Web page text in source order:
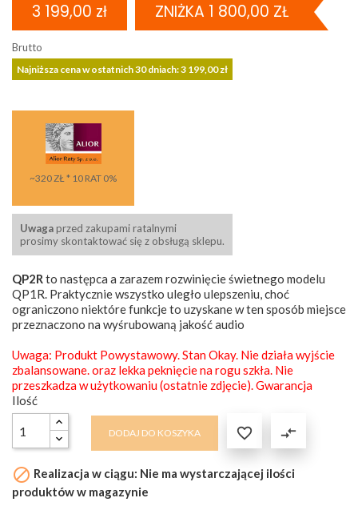
3 199,00 zł ZNIŻKA 1 800,00 ZŁ
Brutto
Najniższa cena w ostatnich 30 dniach: 3 199,00 zł
~320 ZŁ * 10 RAT 0%
Uwaga przed zakupami ratalnymi
prosimy skontaktować się z obsługą sklepu.
QP2Rto następca a zarazem rozwinięcie świetnego modelu
QP1R. Praktycznie wszystko uległo ulepszeniu, choć
ograniczono niektóre funkcje to uzyskane w ten sposób miejsce
przeznaczono na wyśrubowaną jakość audio
Uwaga: Produkt Powystawowy. Stan Okay. Nie działa wyjście
zbalansowane. oraz lekka peknięcie na rogu szkła. Nie
przeszkadza w użytkowaniu (ostatnie zdjęcie). Gwarancja
Ilość
DODAJ DO KOSZYKA  compare_arrows
 Realizacja w ciągu: Nie ma wystarczającej ilości
produktów w magazynie